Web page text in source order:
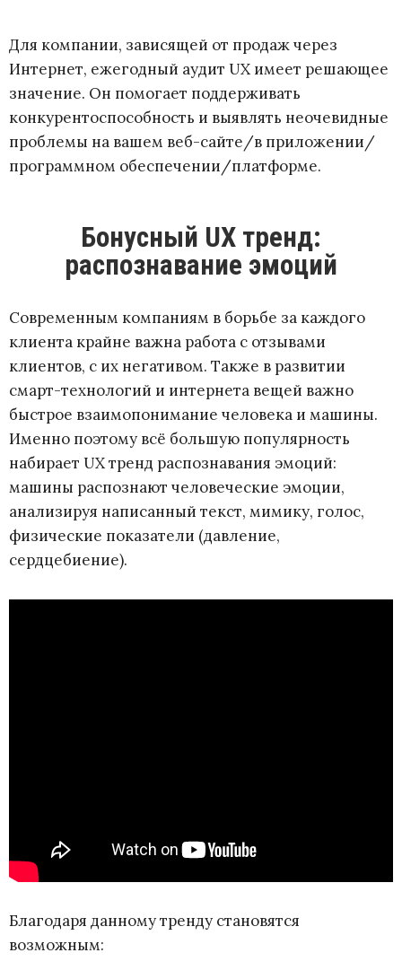
Для компании, зависящей от продаж через
Интернет, ежегодный аудит UX имеет решающее
значение. Он помогает поддерживать
конкурентоспособность и выявлять неочевидные
проблемы на вашем веб-сайте/в приложении/
программном обеспечении/платформе.
Бонусный UX тренд:
распознавание эмоций
Современным компаниям в борьбе за каждого
клиента крайне важна работа с отзывами
клиентов, с их негативом. Также в развитии
смарт-технологий и интернета вещей важно
быстрое взаимопонимание человека и машины.
Именно поэтому всё большую популярность
набирает UX тренд распознавания эмоций:
машины распознают человеческие эмоции,
анализируя написанный текст, мимику, голос,
физические показатели (давление,
сердцебиение).
Благодаря данному тренду становятся
возможным: